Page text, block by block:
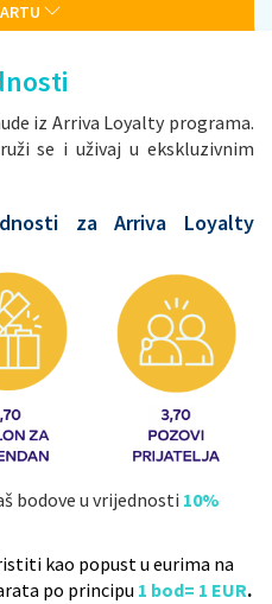
iz Arriva Loyalty programa.
se i uživaj u ekskluzivnim
za Arriva Loyalty
bodove u vrijednosti 10%
kao popust u eurima na
po principu 1 bod= 1 EUR.